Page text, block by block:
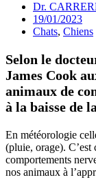
Dr.
19/01/2023
Chats, Chiens
Selon le
James Cook
animaux de
à la baisse de
En météorologie
(pluie, orage). C’est
comportements
nos animaux à